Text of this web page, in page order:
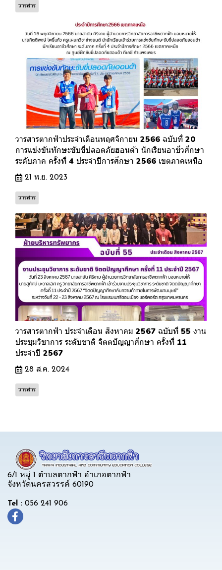
วารสาร
วารสารตากฟ้าประจำเดือนพฤศจิกายน 2566 ฉบับที่ 20
การแข่งขันทักษะขับขี่ปลอดภัยฮอนด้า นักเรียนอาชีวศึกษา
ระดับภาค ครั้งที่ 4 ประจำปีการศึกษา 2566 เขตภาคเหนือ
21 พ.ย. 2023
วารสาร
วารสารตากฟ้า ประจำเดือน สิงหาคม 2567 ฉบับที่ 55 งาน
ประชุมวิชาการ ระดับชาติ จิตตปัญญาศึกษา ครั้งที่ 11
ประจำปี 2567
28 ส.ค. 2024
วารสาร
6/1 หมู่ 1 ตำบลตากฟ้า อำเภอตากฟ้า
จังหวัดนครสวรรค์ 60190
Tel : 056 241 906